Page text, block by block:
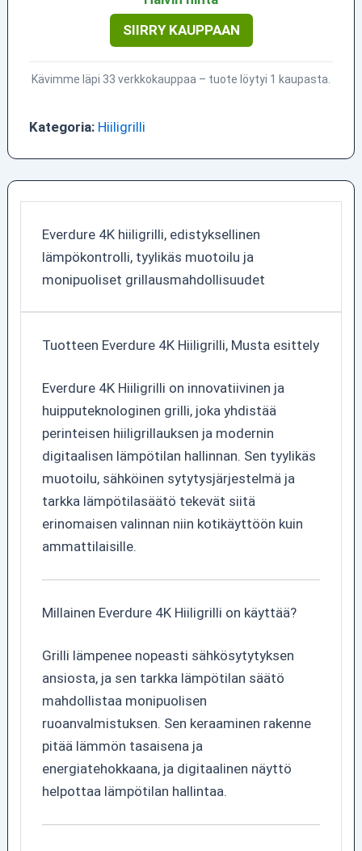
SIIRRY KAUPPAAN
Kävimme läpi 33 verkkokauppaa – tuote löytyi 1 kaupasta.
Kategoria: Hiiligrilli
Everdure 4K hiiligrilli, edistyksellinen
lämpökontrolli, tyylikäs muotoilu ja
monipuoliset grillausmahdollisuudet
Tuotteen Everdure 4K Hiiligrilli, Musta esittely
Everdure 4K Hiiligrilli on innovatiivinen ja
huipputeknologinen grilli, joka yhdistää
perinteisen hiiligrillauksen ja modernin
digitaalisen lämpötilan hallinnan. Sen tyylikäs
muotoilu, sähköinen sytytysjärjestelmä ja
tarkka lämpötilasäätö tekevät siitä
erinomaisen valinnan niin kotikäyttöön kuin
ammattilaisille.
Millainen Everdure 4K Hiiligrilli on käyttää?
Grilli lämpenee nopeasti sähkösytytyksen
ansiosta, ja sen tarkka lämpötilan säätö
mahdollistaa monipuolisen
ruoanvalmistuksen. Sen keraaminen rakenne
pitää lämmön tasaisena ja
energiatehokkaana, ja digitaalinen näyttö
helpottaa lämpötilan hallintaa.